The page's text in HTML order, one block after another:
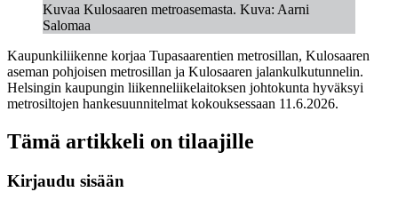
Kuvaa Kulosaaren metroasemasta. Kuva: Aarni
Salomaa
Kaupunkiliikenne korjaa Tupasaarentien metrosillan, Kulosaaren
aseman pohjoisen metrosillan ja Kulosaaren jalankulkutunnelin.
Helsingin kaupungin liikenneliikelaitoksen johtokunta hyväksyi
metrosiltojen hankesuunnitelmat kokouksessaan 11.6.2026.
Tämä artikkeli on tilaajille
Kirjaudu sisään